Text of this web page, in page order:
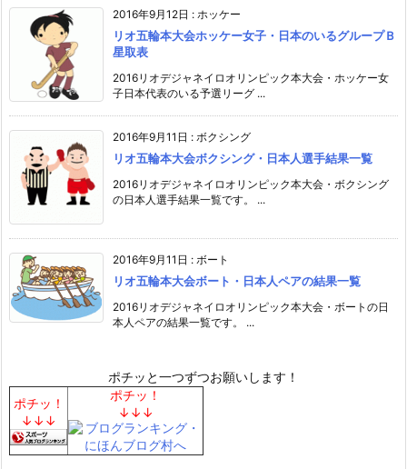
2016年9月12日 : ホッケー
リオ五輪本大会ホッケー女子・日本のいるグループＢ
星取表
2016リオデジャネイロオリンピック本大会・ホッケー女
子日本代表のいる予選リーグ ...
2016年9月11日 : ボクシング
リオ五輪本大会ボクシング・日本人選手結果一覧
2016リオデジャネイロオリンピック本大会・ボクシング
の日本人選手結果一覧です。 ...
2016年9月11日 : ボート
リオ五輪本大会ボート・日本人ペアの結果一覧
2016リオデジャネイロオリンピック本大会・ボートの日
本人ペアの結果一覧です。 ...
ポチッと一つずつお願いします！
ポチッ！
↓↓↓
ポチッ！
↓↓↓